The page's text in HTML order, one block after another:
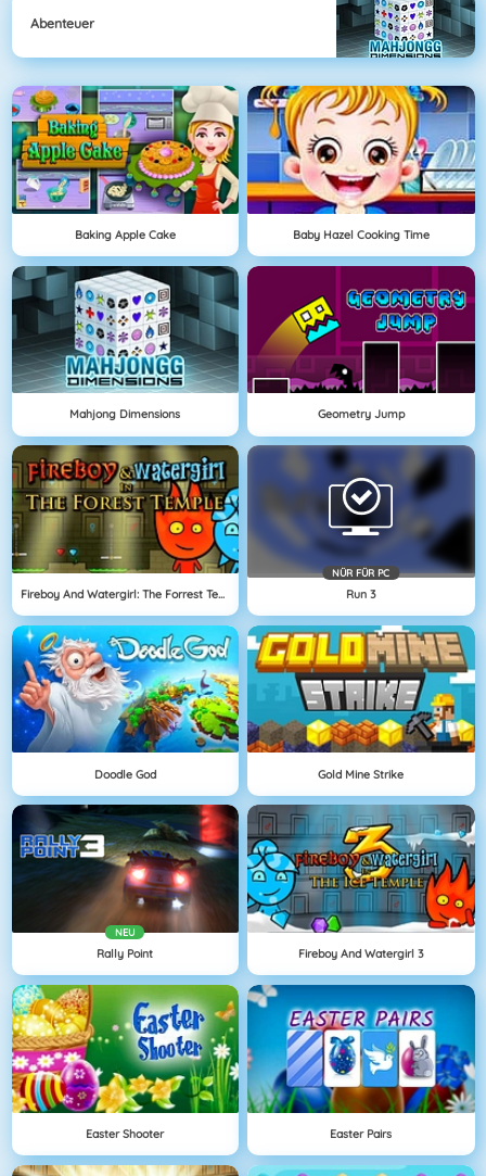
Abenteuer
Baking Apple Cake Baby Hazel Cooking Time
Mahjong Dimensions Geometry Jump
Fireboy And Watergirl: The Forrest Temple
NÜR FÜR PC
Run 3
Doodle God Gold Mine Strike
NEU
Rally Point Fireboy And Watergirl 3
Easter Shooter Easter Pairs